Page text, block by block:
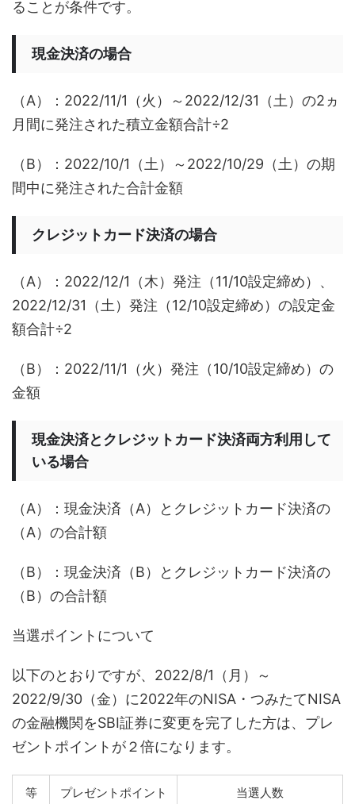
ることが条件です。
現金決済の場合
（A）：2022/11/1（火）～2022/12/31（土）の2ヵ
月間に発注された積立金額合計÷2
（B）：2022/10/1（土）～2022/10/29（土）の期
間中に発注された合計金額
クレジットカード決済の場合
（A）：2022/12/1（木）発注（11/10設定締め）、
2022/12/31（土）発注（12/10設定締め）の設定金
額合計÷2
（B）：2022/11/1（火）発注（10/10設定締め）の
金額
現金決済とクレジットカード決済両方利用して
いる場合
（A）：現金決済（A）とクレジットカード決済の
（A）の合計額
（B）：現金決済（B）とクレジットカード決済の
（B）の合計額
当選ポイントについて
以下のとおりですが、2022/8/1（月）～
2022/9/30（金）に2022年のNISA・つみたてNISA
の金融機関をSBI証券に変更を完了した方は、プレ
ゼントポイントが２倍になります。
等 プレゼントポイント 当選人数